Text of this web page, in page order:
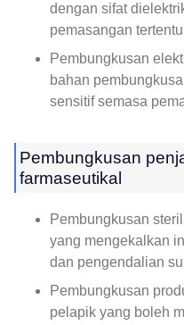
dengan sifat
pemasangan
Pembungkusan
bahan
sensitif semasa
Pembungkusan
farmaseutikal
Pembungkusan
yang mengekalkan
dan pengendalian
Pembungkusan
pelapik yang boleh